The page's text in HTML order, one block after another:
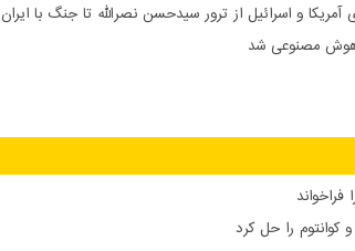
و اسرائیل از ترور سیدحسن نصرالله تا جنگ با ایران